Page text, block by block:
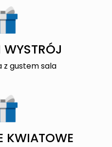
WYSTRÓJ
z gustem sala
KWIATOWE